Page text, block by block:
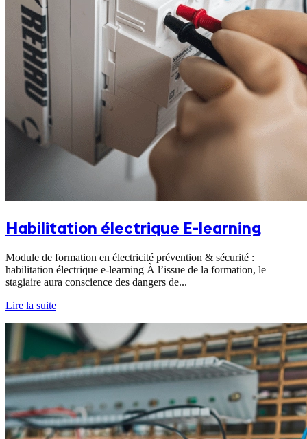
Habilitation électrique E-learning
Module de formation en électricité prévention & sécurité :
habilitation électrique e-learning À l’issue de la formation, le
stagiaire aura conscience des dangers de...
Lire la suite